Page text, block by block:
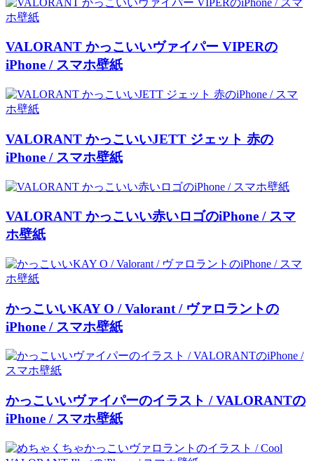
VALORANT かっこいいヴァイパー VIPERの
iPhone / スマホ壁紙
VALORANT かっこいいJETT ジェット 赤の
iPhone / スマホ壁紙
VALORANT かっこいい赤いロゴのiPhone / スマ
ホ壁紙
かっこいいKAY O / Valorant / ヴァロラントの
iPhone / スマホ壁紙
かっこいいヴァイパーのイラスト / VALORANTの
iPhone / スマホ壁紙